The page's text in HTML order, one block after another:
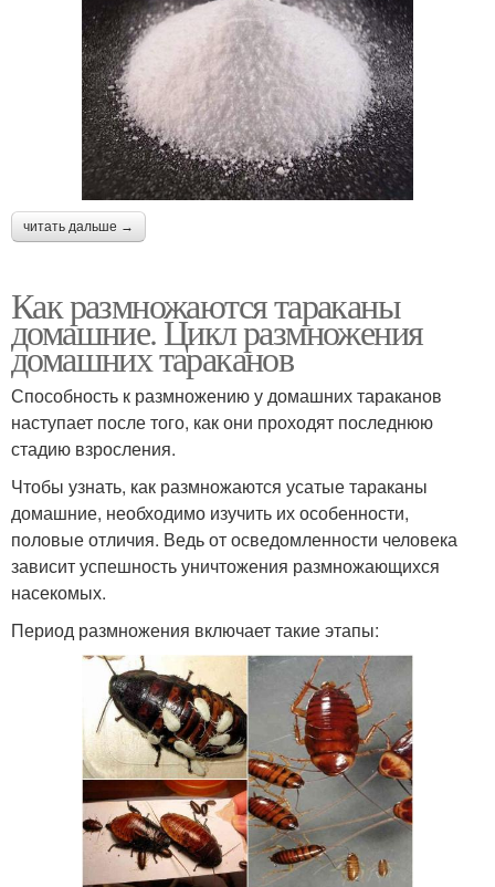
читать дальше →
Как размножаются тараканы
домашние. Цикл размножения
домашних тараканов
Способность к размножению у домашних тараканов
наступает после того, как они проходят последнюю
стадию взросления.
Чтобы узнать, как размножаются усатые тараканы
домашние, необходимо изучить их особенности,
половые отличия. Ведь от осведомленности человека
зависит успешность уничтожения размножающихся
насекомых.
Период размножения включает такие этапы: